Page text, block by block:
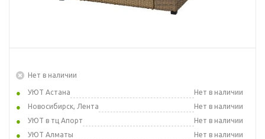
Нет в наличии
УЮТ Астана
Нет в наличии
Новосибирск, Лента
Нет в наличии
УЮТ в тц Апорт
Нет в наличии
УЮТ Алматы
Нет в наличии